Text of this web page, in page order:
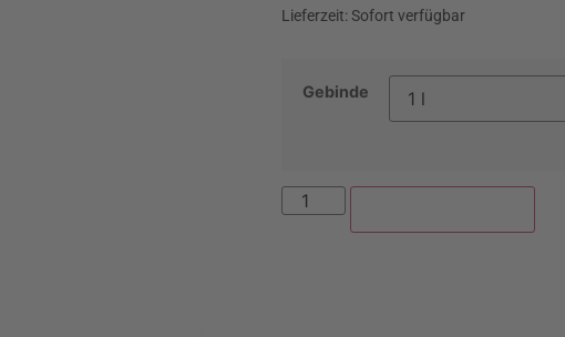
Lieferzeit:Sofort verfügbar
Gebinde